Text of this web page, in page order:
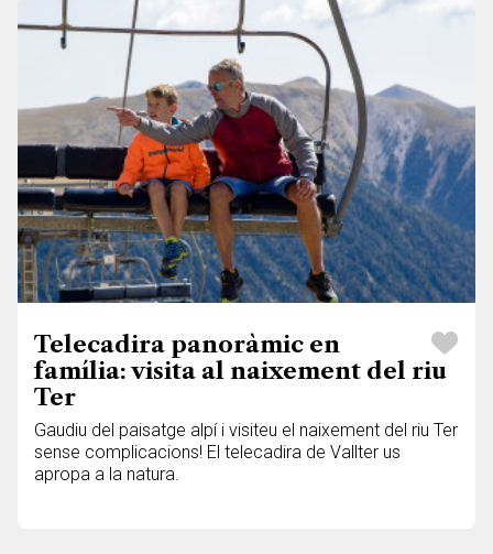
Telecadira panoràmic en
família: visita al naixement del riu
Ter
Gaudiu del paisatge alpí i visiteu el naixement del riu Ter
sense complicacions! El telecadira de Vallter us
apropa a la natura.